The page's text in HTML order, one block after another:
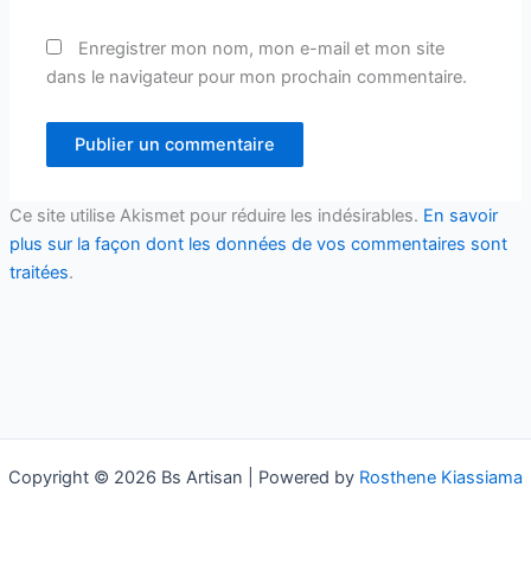
Enregistrer mon nom, mon e-mail et mon site
dans le navigateur pour mon prochain commentaire.
Ce site utilise Akismet pour réduire les indésirables. En savoir
plus sur la façon dont les données de vos commentaires sont
traitées.
Copyright © 2026 Bs Artisan | Powered by Rosthene Kiassiama